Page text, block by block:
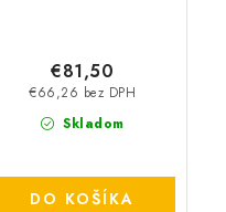
Skladom
€66,26 bez DPH
€81,50
DO KOŠÍKA